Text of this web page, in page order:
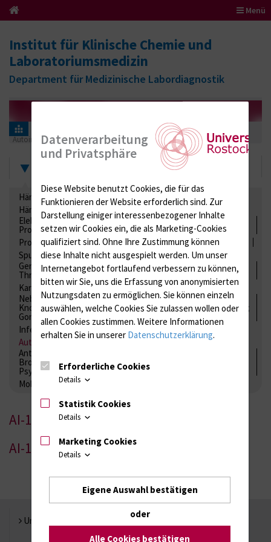
Menü
Institut für Klinische Chemie und
Laboratoriumsmedizin
Department für Medizinische Labordiagnostik
Ringversuchszertifikate
Autoimmundiagnostik
AI (Spezielle Autoantikörper) 2023
Zertifikate
Hämatologie / Anämie
Retikulozyten
Hämoglobinelektrophorese
Liquordiagnostik
Elektrolyte, Enzyme, Substrate, Metabolite, Blutalkohol,
Proteine
Proteine
Lipide / Lipoproteine Niere / Harnwege
Spurenelemente
Säuren-Basen-Status
Gerinnung / Gerinnungsaktivierung / Gerinnungsfaktoren /
Thrombozytenfunktion / Antikoagulation
Kardiale Marker
Tumormarker
Interleukine
Nebenniere / Niere; Nebenschilddrüse ( Ca-Stoffwechsel /
Knochen; Hypophyse / Wachstum; Gestroinaltrakt / Vitamine;
Gonaden / Zyklus / Sterilität
Infektionsserologie
Allergiediagnostik
Immunologie
Autoimmundiagnostik
Antibiotika, Zystostatika, Immunsuppressiva, Amaleptika,
Bronchospasmolytika, Antiepileptika, Kardiaka,
Psychpharmaka
Molekulare Diagnostik
AI-1
AI-1
Universität Rostock
Datenverarbeitung
und Privatsphäre
Diese Website benutzt Cookies, die für das
Funktionieren der Website erforderlich sind. Zur
Darstellung einiger interessenbezogener Inhalte
setzen wir Cookies ein, die als Marketing-Cookies
qualifiziert sind. Ohne Ihre Zustimmung können
diese Inhalte nicht ausgespielt werden. Um unser
Internetangebot fortlaufend verbessern zu können,
bitten wir Sie, uns die Erfassung von anonymisierten
Nutzungsdaten zu ermöglichen. Sie können einzeln
auswählen, welche Cookies Sie zulassen wollen oder
allen Cookies zustimmen. Weitere Informationen
erhalten Sie in unserer Datenschutzerklärung.
Erforderliche Cookies
Details
Statistik Cookies
Details
Marketing Cookies
Details
Eigene Auswahl bestätigen
oder
Alle Cookies bestätigen